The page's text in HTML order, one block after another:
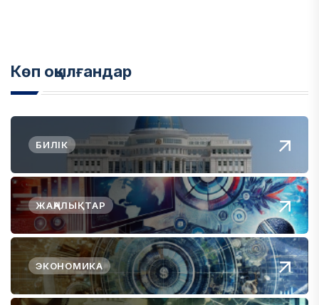
Көп оқылғандар
БИЛІК
ЖАҢАЛЫҚТАР
ЭКОНОМИКА